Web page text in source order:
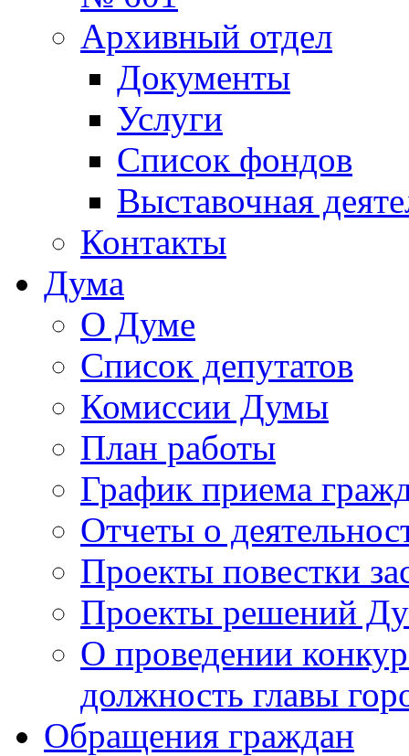
Архивный отдел
Документы
Услуги
Список фондов
Выставочная
Контакты
Дума
О Думе
Список депутатов
Комиссии Думы
План работы
График приема
Отчеты о
Проекты повестки
Проекты решений
О проведении
должность главы
Обращения граждан